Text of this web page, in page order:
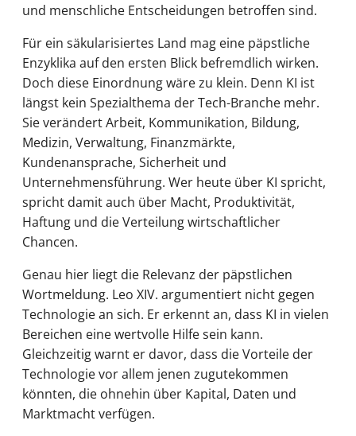
und menschliche Entscheidungen betroffen sind.
Für ein säkularisiertes Land mag eine päpstliche
Enzyklika auf den ersten Blick befremdlich wirken.
Doch diese Einordnung wäre zu klein. Denn KI ist
längst kein Spezialthema der Tech-Branche mehr.
Sie verändert Arbeit, Kommunikation, Bildung,
Medizin, Verwaltung, Finanzmärkte,
Kundenansprache, Sicherheit und
Unternehmensführung. Wer heute über KI spricht,
spricht damit auch über Macht, Produktivität,
Haftung und die Verteilung wirtschaftlicher
Chancen.
Genau hier liegt die Relevanz der päpstlichen
Wortmeldung. Leo XIV. argumentiert nicht gegen
Technologie an sich. Er erkennt an, dass KI in vielen
Bereichen eine wertvolle Hilfe sein kann.
Gleichzeitig warnt er davor, dass die Vorteile der
Technologie vor allem jenen zugutekommen
könnten, die ohnehin über Kapital, Daten und
Marktmacht verfügen.